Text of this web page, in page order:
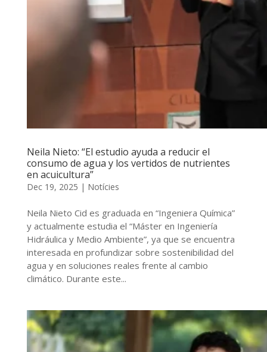
Neila Nieto: “El estudio ayuda a reducir el
consumo de agua y los vertidos de nutrientes
en acuicultura”
Dec 19, 2025 | Notícies
Neila Nieto Cid es graduada en “Ingeniera Química”
y actualmente estudia el “Máster en Ingeniería
Hidráulica y Medio Ambiente”, ya que se encuentra
interesada en profundizar sobre sostenibilidad del
agua y en soluciones reales frente al cambio
climático. Durante este...